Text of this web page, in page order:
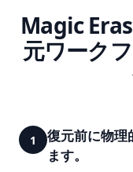
Magic
元ワーク
1
復元前に物理
ます。